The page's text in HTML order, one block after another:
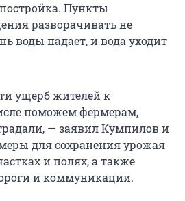
Пункты
разворачивать не
воды падает, и вода уходит
ущерб жителей к
поможем фермерам,
— заявил Кумпилов и
для сохранения урожая
и полях, а также
и коммуникации.